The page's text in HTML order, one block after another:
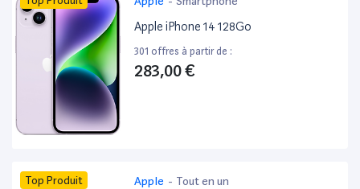
Apple iPhone 14 128Go
301 offres à partir de :
283,00 €
Top Produit Apple - Tout en un